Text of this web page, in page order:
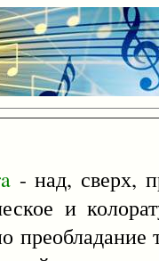
- над, сверх,
и